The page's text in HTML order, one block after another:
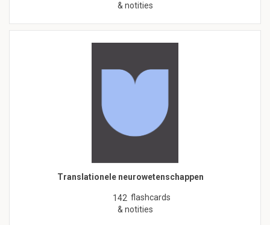
& notities
Translationele neurowetenschappen
142 flashcards
& notities